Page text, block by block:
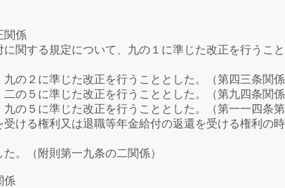
関係
する規定について、九の１に準じた改正を行うこ
２に準じた改正を行うこととした。（第四三条関係
５に準じた改正を行うこととした。（第九四条関係
５に準じた改正を行うこととした。（第一一四条第
る権利又は退職等年金給付の返還を受ける権利の
。（附則第一九条の二関係）
係